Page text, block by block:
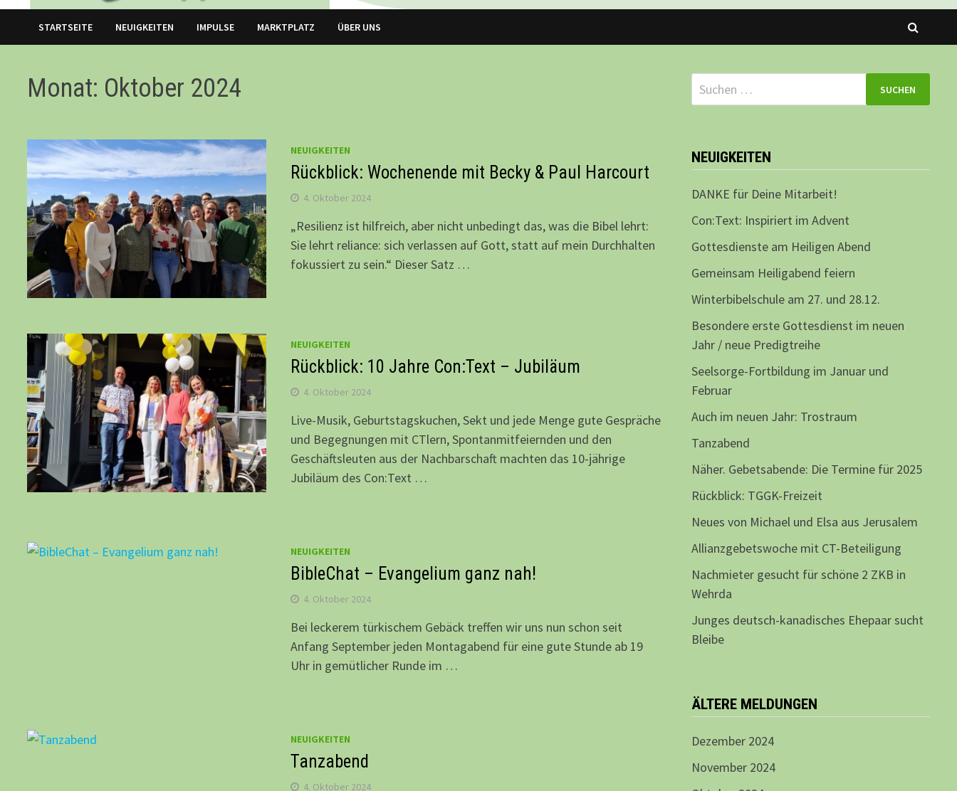
STARTSEITE NEUIGKEITEN IMPULSE MARKTPLATZ ÜBER UNS
Monat: Oktober 2024
NEUIGKEITEN
Rückblick: Wochenende mit Becky & Paul Harcourt
4. Oktober 2024
„Resilienz ist hilfreich, aber nicht unbedingt das, was die Bibel lehrt:
Sie lehrt reliance: sich verlassen auf Gott, statt auf mein Durchhalten
fokussiert zu sein.“ Dieser Satz …
NEUIGKEITEN
Rückblick: 10 Jahre Con:Text – Jubiläum
4. Oktober 2024
Live-Musik, Geburtstagskuchen, Sekt und jede Menge gute Gespräche
und Begegnungen mit CTlern, Spontanmitfeiernden und den
Geschäftsleuten aus der Nachbarschaft machten das 10-jährige
Jubiläum des Con:Text …
NEUIGKEITEN
BibleChat – Evangelium ganz nah!
4. Oktober 2024
Bei leckerem türkischem Gebäck treffen wir uns nun schon seit
Anfang September jeden Montagabend für eine gute Stunde ab 19
Uhr in gemütlicher Runde im …
NEUIGKEITEN
Tanzabend
4. Oktober 2024
Suchen
nach:
NEUIGKEITEN
DANKE für Deine Mitarbeit!
Con:Text: Inspiriert im Advent
Gottesdienste am Heiligen Abend
Gemeinsam Heiligabend feiern
Winterbibelschule am 27. und 28.12.
Besondere erste Gottesdienst im neuen
Jahr / neue Predigtreihe
Seelsorge-Fortbildung im Januar und
Februar
Auch im neuen Jahr: Trostraum
Tanzabend
Näher. Gebetsabende: Die Termine für 2025
Rückblick: TGGK-Freizeit
Neues von Michael und Elsa aus Jerusalem
Allianzgebetswoche mit CT-Beteiligung
Nachmieter gesucht für schöne 2 ZKB in
Wehrda
Junges deutsch-kanadisches Ehepaar sucht
Bleibe
ÄLTERE MELDUNGEN
Dezember 2024
November 2024